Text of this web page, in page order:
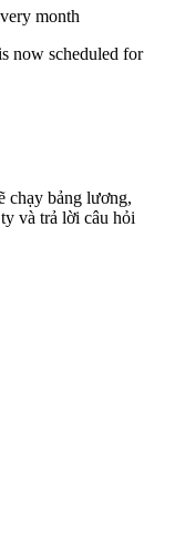
month
now scheduled for
chạy bảng lương,
và trả lời câu hỏi